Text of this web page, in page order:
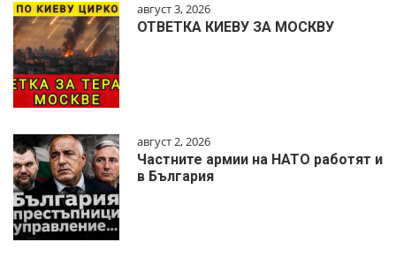
август 3, 2026
ОТВЕТКА КИЕВУ ЗА МОСКВУ
август 2, 2026
Частните армии на НАТО работят и
в България